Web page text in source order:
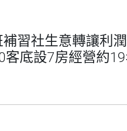
習社生意轉讓利
底設7房經營約19